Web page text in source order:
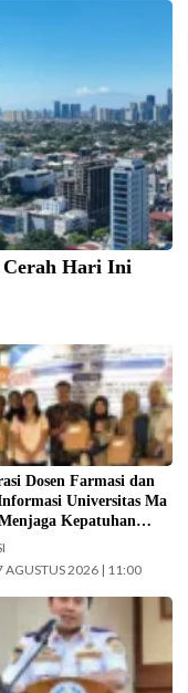
Doc-beritajakarta.id)
Hari Ini
Dosen Farmasi dan
Universitas Ma
menjaga kepatuhan
melalui kegiatan
Masyarakat Dosen.
Dosen Farmasi dan
Universitas Ma
Kepatuhan
AGUSTUS 2026 | 11:00
Dishub DKI Jakarta,
(Foto: Nugroho Sejati-